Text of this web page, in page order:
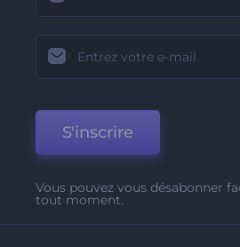
S'inscrire
Vous pouvez vous désabonner
tout moment.